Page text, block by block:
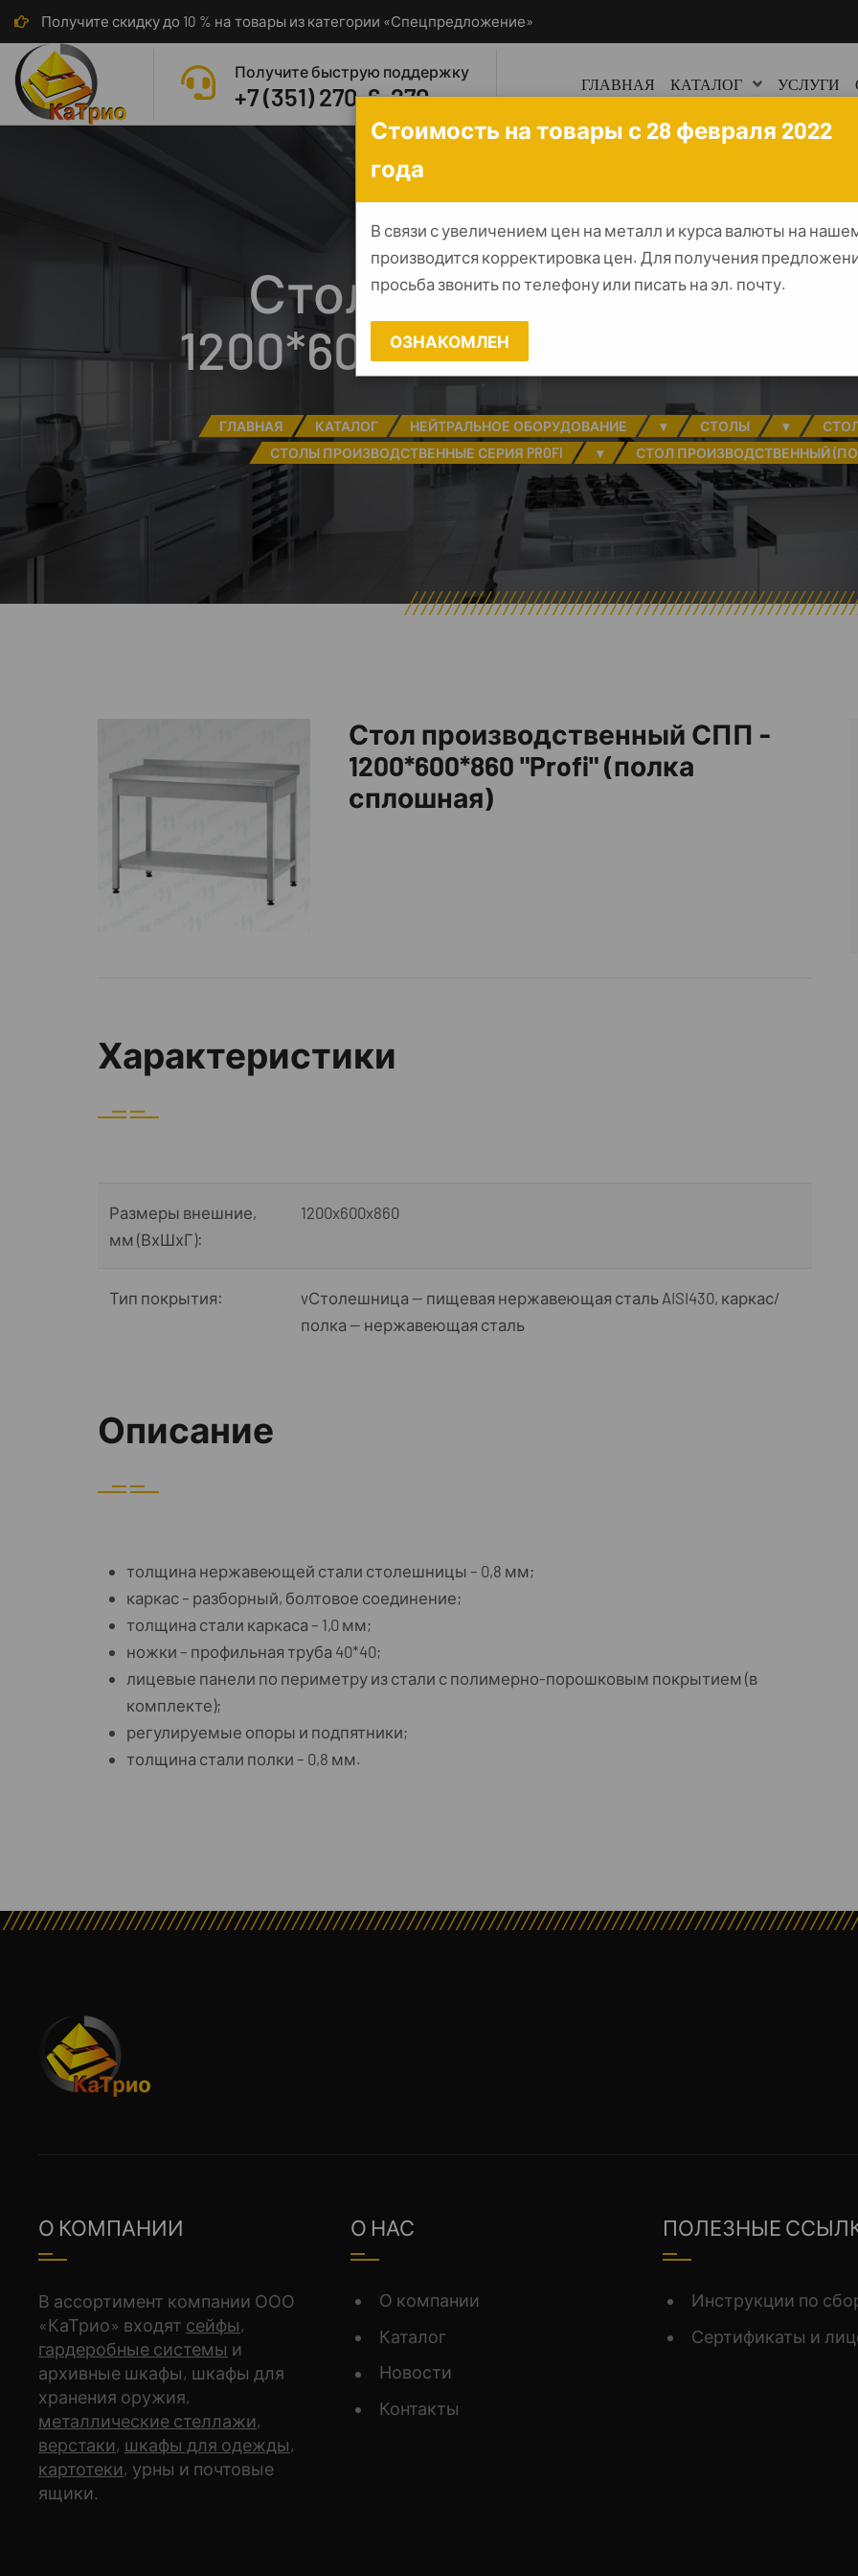
Получите скидку до 10 % на товары из категории «Спецпредложение»
Получите быструю поддержку
+7 (351) 270-6-270 ГЛАВНАЯ КАТАЛОГ УСЛУГИ
Стол
1200*600*860 "Profi"
ГЛАВНАЯ КАТАЛОГ НЕЙТРАЛЬНОЕ ОБОРУДОВАНИЕ ▾ СТОЛЫ ▾
СТОЛЫ ПРОИЗВОДСТВЕННЫЕ СЕРИЯ PROFI
▾ СТОЛ ПРОИЗВОДСТВЕННЫЙ
Стол производственный СПП -
1200*600*860 "Profi" (полка
сплошная)
Характеристики
Размеры внешние,
мм (ВхШхГ):
1200x600x860
Тип покрытия:
vСтолешница — пищевая нержавеющая сталь AISI430, каркас/
полка — нержавеющая сталь
Описание
толщина нержавеющей стали столешницы – 0,8 мм;
каркас – разборный, болтовое соединение;
толщина стали каркаса – 1,0 мм;
ножки – профильная труба 40*40;
лицевые панели по периметру из стали с полимерно-порошковым покрытием (в
комплекте);
регулируемые опоры и подпятники;
толщина стали полки – 0,8 мм.
О КОМПАНИИ
В ассортимент компании ООО
«КаТрио» входят сейфы,
гардеробные системы и
архивные шкафы, шкафы для
хранения оружия,
металлические стеллажи,
верстаки, шкафы для одежды,
картотеки, урны и почтовые
ящики.
О НАС
О компании
Каталог
Новости
Контакты
ПОЛЕЗНЫЕ
Инструкции по
Сертификаты и
Стоимость на товары с 28 февраля 2022
года
В связи с увеличением цен на металл и курса валюты на
производится корректировка цен. Для получения
просьба звонить по телефону или писать на эл. почту.
ОЗНАКОМЛЕН